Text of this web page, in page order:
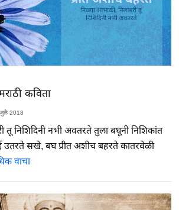
कविता
2018
तू निशिदिनी नभी अवतरते तुला बघूनी निशिकांत
उतरते सखे, बघ प्रीत अशीच बहरते कातरवेळी
वाचा